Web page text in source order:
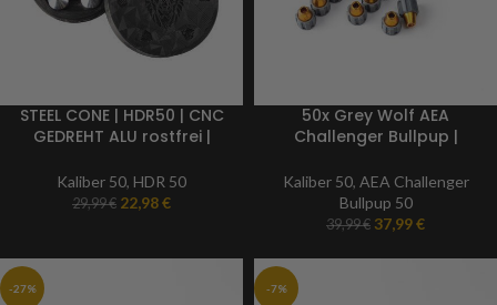
STEEL CONE | HDR50 | CNC
GEDREHT ALU rostfrei |
Markierer
Kaliber 50, HDR 50
29,99€ 22,98€
50x Grey Wolf AEA
Challenger Bullpup |
Munition
Kaliber 50, AEA Challenger
Bullpup 50
39,99€ 37,99€
-27% -7%